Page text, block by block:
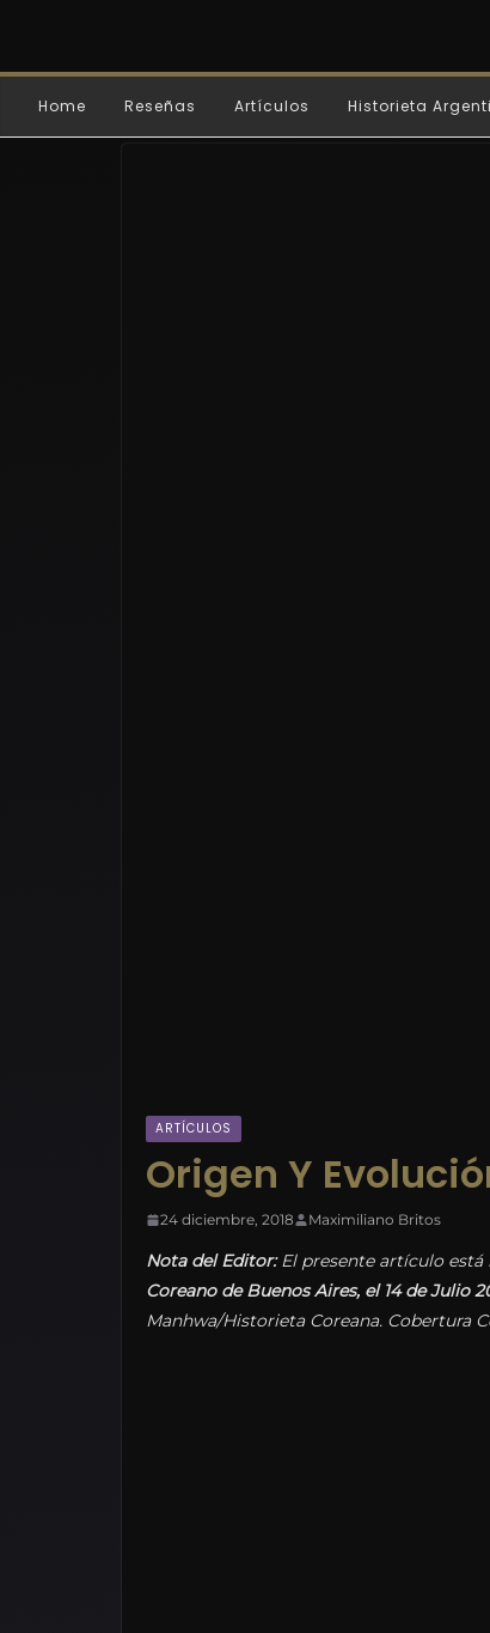
Home Reseñas Artículos Historieta
ARTÍCULOS
Origen Y
24 diciembre, 2018 Maximiliano Britos
Nota del Editor:El presente artículo está
Coreano de Buenos Aires, el 14 de Julio
Manhwa/Historieta Coreana. Cobertura